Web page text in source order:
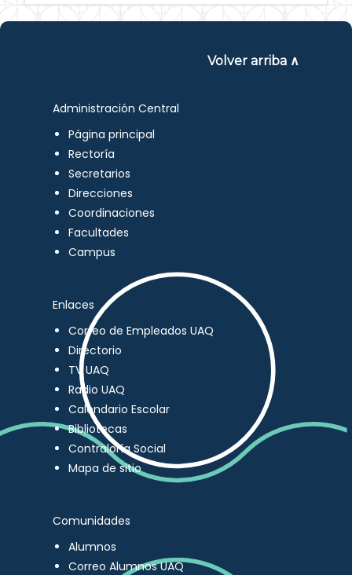
Volver arriba ∧
Administración Central
Página principal
Rectoría
Secretarios
Direcciones
Coordinaciones
Facultades
Campus
Enlaces
Correo de Empleados UAQ
Directorio
TV UAQ
Radio UAQ
Calendario Escolar
Bibliotecas
Contraloría Social
Mapa de sitio
Comunidades
Alumnos
Correo Alumnos UAQ